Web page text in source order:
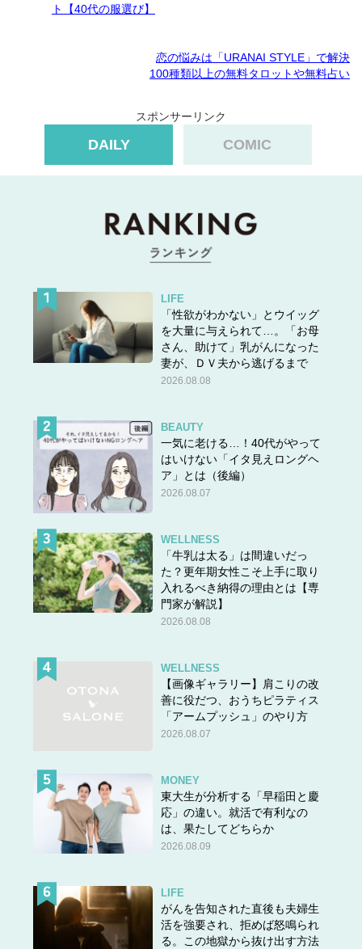
ト【40代の服選び】
恋の悩みは「URANAI STYLE」で解決
100種類以上の無料タロットや無料占い
スポンサーリンク
DAILY COMIC
LIFE
「性欲がわかない」とウイッグ
を大量に与えられて…。「お母
さん、助けて」乳がんになった
妻が、ＤＶ夫から逃げるまで
2026.08.08
BEAUTY
一気に老ける…！40代がやって
はいけない「イタ見えロングヘ
ア」とは（後編）
2026.08.07
WELLNESS
「牛乳は太る」は間違いだっ
た？更年期女性こそ上手に取り
入れるべき納得の理由とは【専
門家が解説】
2026.08.08
WELLNESS
【画像ギャラリー】肩こりの改
善に役だつ、おうちピラティス
「アームプッシュ」のやり方
2026.08.07
MONEY
東大生が分析する「早稲田と慶
応」の違い。就活で有利なの
は、果たしてどちらか
2026.08.09
LIFE
がんを告知された直後も夫婦生
活を強要され、拒めば怒鳴られ
る。この地獄から抜け出す方法